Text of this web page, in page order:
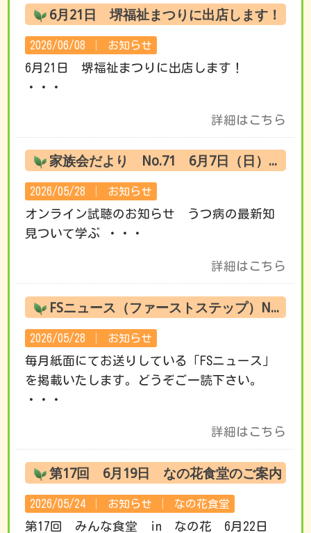
6月21日 堺福祉まつりに出店します！
2026/06/08 │ お知らせ
6月21日 堺福祉まつりに出店します！
・・・
詳細はこちら
家族会だより No.71 6月7日（日） オンライン試聴のお知らせ
2026/05/28 │ お知らせ
オンライン試聴のお知らせ うつ病の最新知
見ついて学ぶ ・・・
詳細はこちら
FSニュース（ファーストステップ）No.220 6月の活動です
2026/05/28 │ お知らせ
毎月紙面にてお送りしている「FSニュース」
を掲載いたします。どうぞご一読下さい。
・・・
詳細はこちら
第17回 6月19日 なの花食堂のご案内
2026/05/24 │ お知らせ なの花食堂
第17回 みんな食堂 in なの花 6月22日